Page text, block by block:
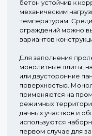
бетон устойчив к
механическим
температурам.
ограждений можно
вариантов
Для заполнения
монолитные плиты,
или двусторонние
поверхностью.
применяются на
режимных
дачных участков и
используются
первом случае для